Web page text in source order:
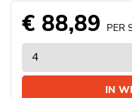
€ 88,89 PER
IN